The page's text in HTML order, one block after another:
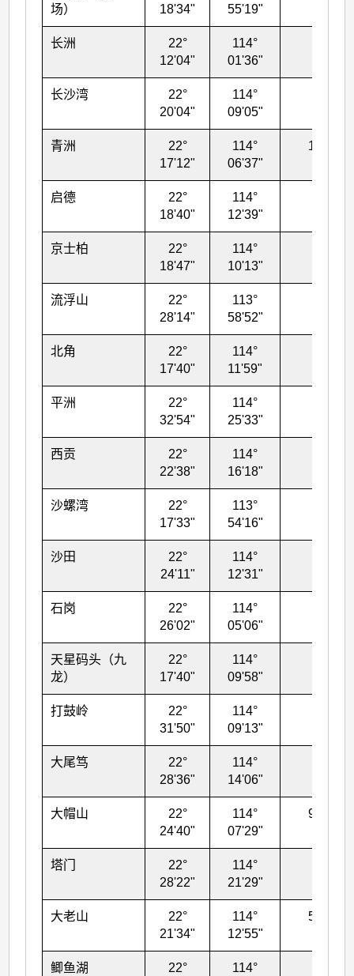
场）
18'34"
55'19"
长洲
22°
12'04"
114°
01'36"
长沙湾
22°
20'04"
114°
09'05"
青洲
22°
17'12"
114°
06'37"
105
启德
22°
18'40"
114°
12'39"
京士柏
22°
18'47"
114°
10'13"
流浮山
22°
28'14"
113°
58'52"
北角
22°
17'40"
114°
11'59"
平洲
22°
32'54"
114°
25'33"
西贡
22°
22'38"
114°
16'18"
沙螺湾
22°
17'33"
113°
54'16"
沙田
22°
24'11"
114°
12'31"
石岗
22°
26'02"
114°
05'06"
天星码头（九
龙）
22°
17'40"
114°
09'58"
打鼓岭
22°
31'50"
114°
09'13"
大尾笃
22°
28'36"
114°
14'06"
大帽山
22°
24'40"
114°
07'29"
969
塔门
22°
28'22"
114°
21'29"
大老山
22°
21'34"
114°
12'55"
588
鲫鱼湖
22°
114°